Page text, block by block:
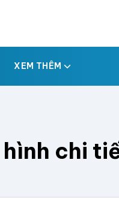
XEM THÊM
hình chi